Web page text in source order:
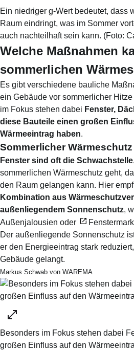
Ein niedriger g-Wert bedeutet, dass
Raum eindringt, was im Sommer
auch nachteilhaft sein kann. (Foto:
Welche Maßnahmen
sommerlichen
Es gibt verschiedene bauliche
ein Gebäude vor sommerlicher
im Fokus stehen dabei Fenster,
diese Bauteile einen großen
Wärmeeintrag haben.
Sommerlicher
Fenster sind oft die Schwachstelle
sommerlichen Wärmeschutz geht,
den Raum gelangen kann. Hier
Kombination aus
außenliegendem Sonnenschutz,
Außenjalousien oder
Der außenliegende Sonnenschutz
er den Energieeintrag stark
Gebäude gelangt.
Markus Schwab von WAREMA
Besonders im Fokus stehen dabei
großen Einfluss auf den